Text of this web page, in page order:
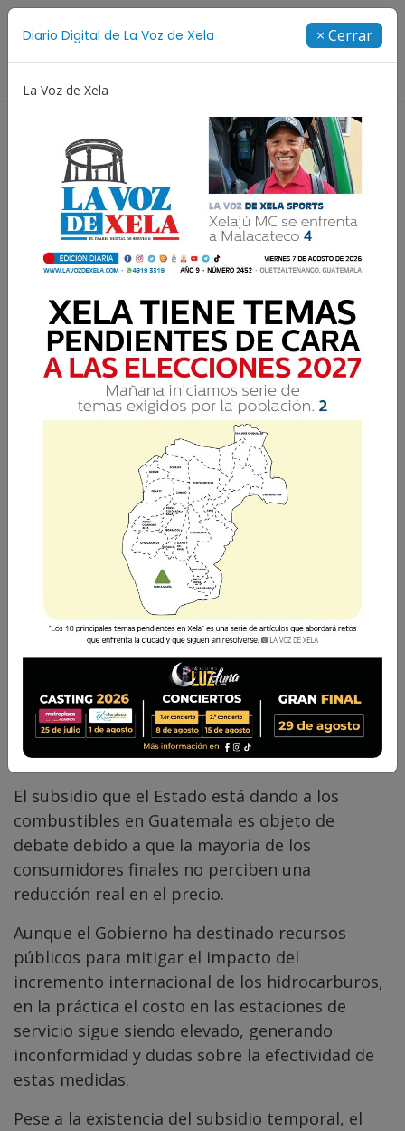
Diario Digital de La Voz de Xela × Cerrar
La Voz de Xela
Subsidio al combustible
que no se nota
El subsidio podría convertirse únicamente en
una carga para las finanzas públicas sin generar
un alivio real para la población guatemalteca.
Vilma del Rosario Xicará 6 Mayo 2026 10:34
El subsidio que el Estado está dando a los
combustibles en Guatemala es objeto de
debate debido a que la mayoría de los
consumidores finales no perciben una
reducción real en el precio.
Aunque el Gobierno ha destinado recursos
públicos para mitigar el impacto del
incremento internacional de los hidrocarburos,
en la práctica el costo en las estaciones de
servicio sigue siendo elevado, generando
inconformidad y dudas sobre la efectividad de
estas medidas.
Pese a la existencia del subsidio temporal, el